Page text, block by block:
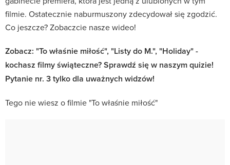
filmie. Ostatecznie naburmuszony zdecydował się zgodzić.
Co jeszcze? Zobaczcie nasze wideo!
Zobacz: "To właśnie miłość", "Listy do M.", "Holiday" -
kochasz filmy świąteczne? Sprawdź się w naszym quizie!
Pytanie nr. 3 tylko dla uważnych widzów!​
Tego nie wiesz o filmie "To właśnie miłość"